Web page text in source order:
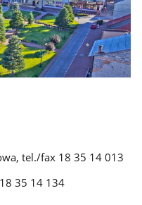
tel./fax 18 35 14 013
35 14 134